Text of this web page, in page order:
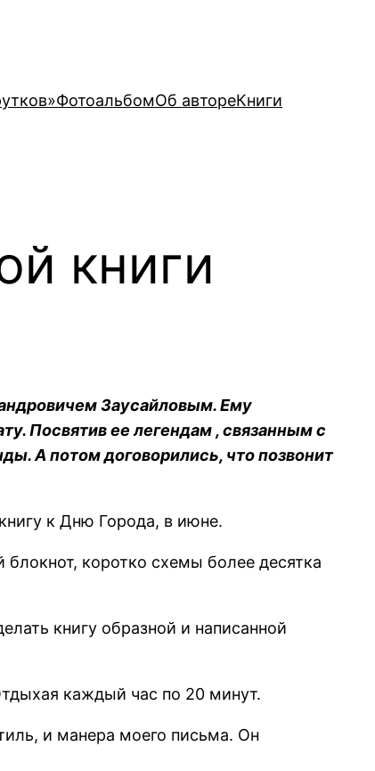
ФотоальбомОб автореКниги
книги
Заусайловым. Ему
Посвятив ее легендам , связанным с
А потом договорились, что позвонит
к Дню Города, в июне.
коротко схемы более десятка
книгу образной и написанной
каждый час по 20 минут.
и манера моего письма. Он